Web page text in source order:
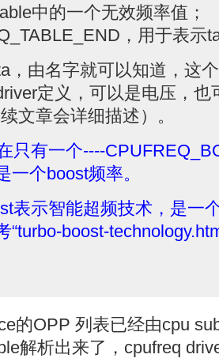
中的一个无效频率值；
，用于表示
，由名字就可以知道，这
定义，可以是电压，也
文章会详细描述）。
只有一个----
一个boost频率。
表示智能超频技术，是一
“turbo-boost-
的OPP 列表已经由cpu
解析出来了，cpufreq